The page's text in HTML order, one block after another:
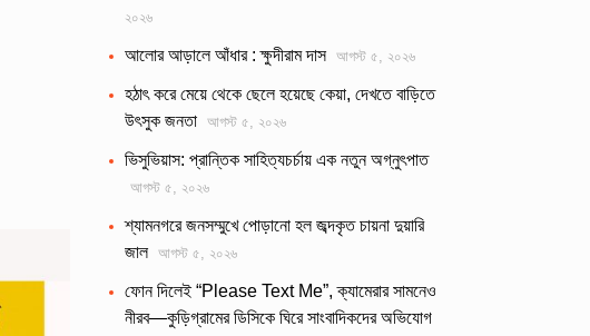
২০২৬
আলোর আড়ালে আঁধার : ক্ষুদীরাম দাস আগস্ট ৫, ২০২৬
হঠাৎ করে মেয়ে থেকে ছেলে হয়েছে কেয়া, দেখতে বাড়িতে
উৎসুক জনতা
আগস্ট ৫, ২০২৬
ভিসুভিয়াস: প্রান্তিক সাহিত্যচর্চায় এক নতুন অগ্নুৎপাত
আগস্ট ৫, ২০২৬
শ্যামনগরে জনসম্মুখে পোড়ানো হল জব্দকৃত চায়না দুয়ারি
জাল
আগস্ট ৫, ২০২৬
ফোন দিলেই “Please Text Me”, ক্যামেরার সামনেও
নীরব—কুড়িগ্রামের ডিসিকে ঘিরে সাংবাদিকদের অভিযোগ